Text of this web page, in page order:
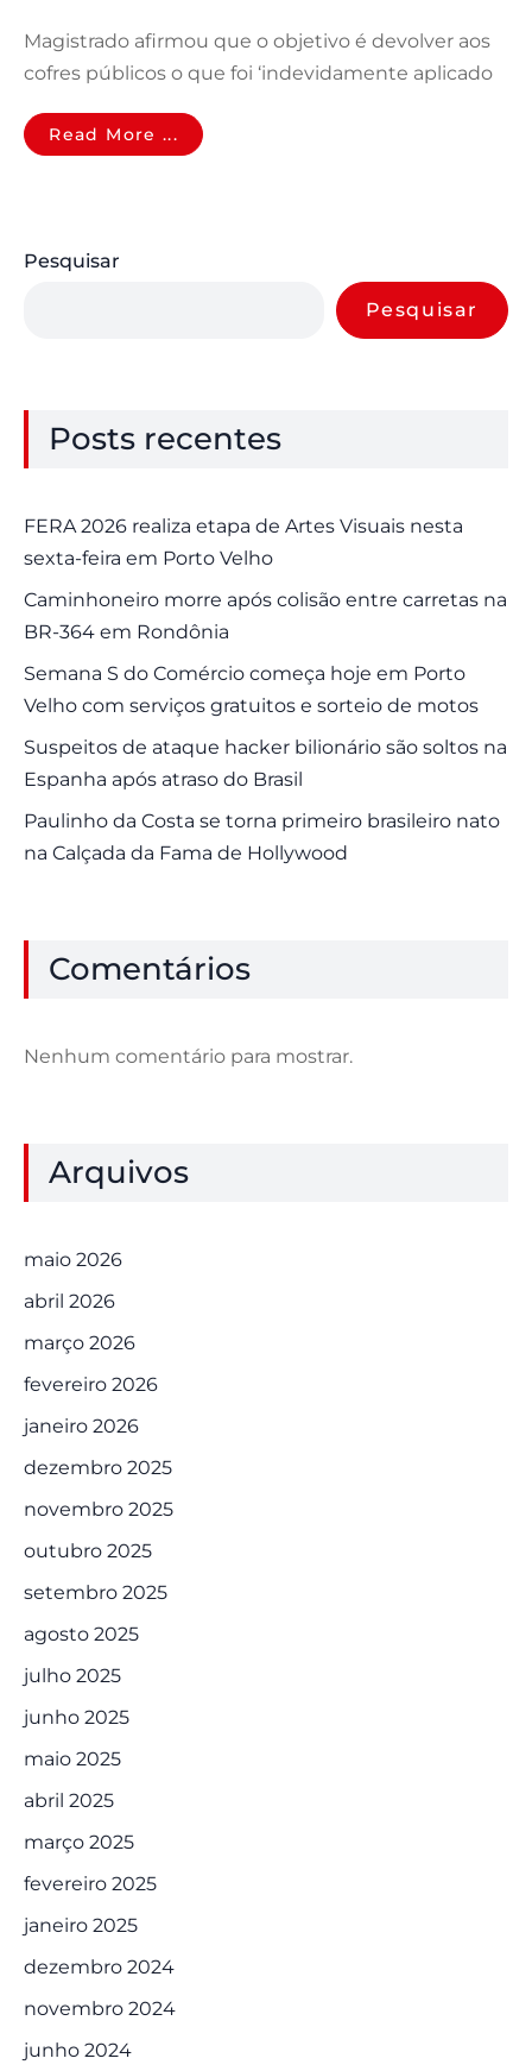
Magistrado afirmou que o objetivo é devolver aos
cofres públicos o que foi ‘indevidamente aplicado
Read More ...
Pesquisar
Pesquisar
Posts recentes
FERA 2026 realiza etapa de Artes Visuais nesta
sexta-feira em Porto Velho
Caminhoneiro morre após colisão entre carretas na
BR-364 em Rondônia
Semana S do Comércio começa hoje em Porto
Velho com serviços gratuitos e sorteio de motos
Suspeitos de ataque hacker bilionário são soltos na
Espanha após atraso do Brasil
Paulinho da Costa se torna primeiro brasileiro nato
na Calçada da Fama de Hollywood
Comentários
Nenhum comentário para mostrar.
Arquivos
maio 2026
abril 2026
março 2026
fevereiro 2026
janeiro 2026
dezembro 2025
novembro 2025
outubro 2025
setembro 2025
agosto 2025
julho 2025
junho 2025
maio 2025
abril 2025
março 2025
fevereiro 2025
janeiro 2025
dezembro 2024
novembro 2024
junho 2024